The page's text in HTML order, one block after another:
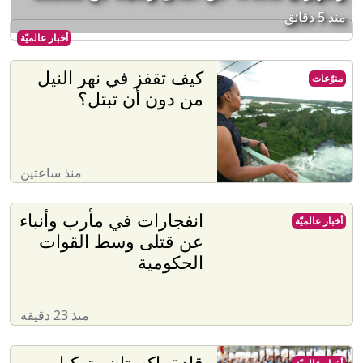
أخبار عالميّة
منذ 5 دقائق
كيف تقفز في نهر النيل
من دون أن تبتل؟
منذ ساعتين
منوّعات
انفجارات في مأرب وأنباء
عن قتلى وسط القوات
الحكومية
منذ 23 دقيقة
أخبار عالميّة